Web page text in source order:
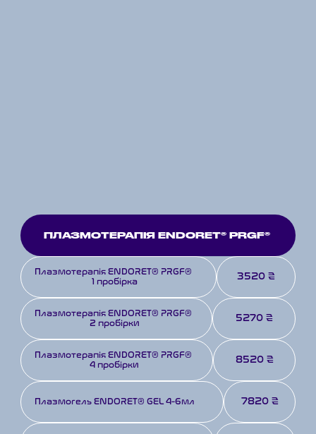
ПЛАЗМОТЕРАПІЯ ENDORET® PRGF®
Плазмотерапія ENDORET® PRGF®
1 пробірка
3520 ₴
Плазмотерапія ENDORET® PRGF®
2 пробірки
5270 ₴
Плазмотерапія ENDORET® PRGF®
4 пробірки
8520 ₴
Плазмогель ENDORET® GEL 4-6мл 7820 ₴